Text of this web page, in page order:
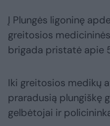
Į Plungės ligoninę
greitosios
brigada pristatė apie
Iki greitosios medikų
praradusią plungiškę
gelbėtojai ir